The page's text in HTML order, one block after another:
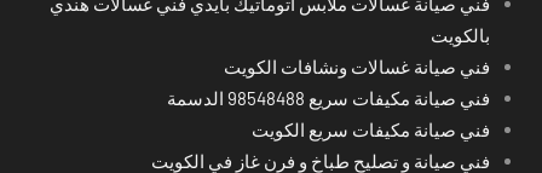
بالكويت
فني صيانة غسالات ونشافات الكويت
فني صيانة مكيفات سريع 98548488 الدسمة
فني صيانة مكيفات سريع الكويت
فني صيانة و تصليح طباخ و فرن غاز في الكويت